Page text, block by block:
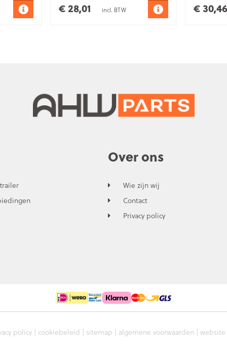
€ 28,01 incl. BTW € 30,46
Over ons
Wie zijn wij
Contact
Privacy policy
policy| cookiebeleid | sitemap | algemene voorwaarden |